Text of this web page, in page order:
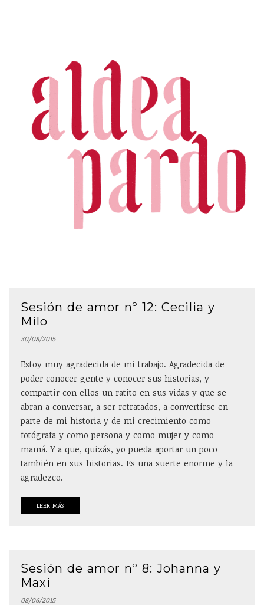
Sesión de amor nº 12: Cecilia y
Milo
30/08/2015
Estoy muy agradecida de mi trabajo. Agradecida de
poder conocer gente y conocer sus historias, y
compartir con ellos un ratito en sus vidas y que se
abran a conversar, a ser retratados, a convertirse en
parte de mi historia y de mi crecimiento como
fotógrafa y como persona y como mujer y como
mamá. Y a que, quizás, yo pueda aportar un poco
también en sus historias. Es una suerte enorme y la
agradezco.
LEER MÁS
Sesión de amor nº 8: Johanna y
Maxi
08/06/2015